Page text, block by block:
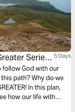
Series
5 Days
follow God with our
path? Why do we
In this plan,
how our life with